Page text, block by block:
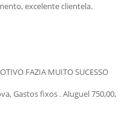
excelente clientela.
FAZIA MUITO SUCESSO
Gastos fixos . Aluguel 750,00,